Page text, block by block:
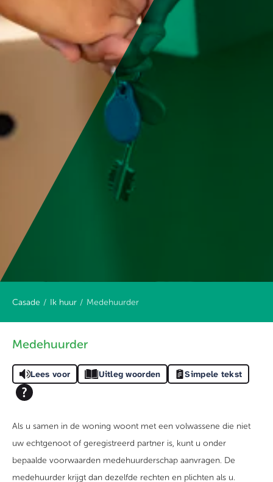
Casade Ik huur Medehuurder
Medehuurder
Lees voor Uitleg woorden Simpele tekst
Als u samen in de woning woont met een volwassene die niet
uw echtgenoot of geregistreerd partner is, kunt u onder
bepaalde voorwaarden medehuurderschap aanvragen. De
medehuurder krijgt dan dezelfde rechten en plichten als u.